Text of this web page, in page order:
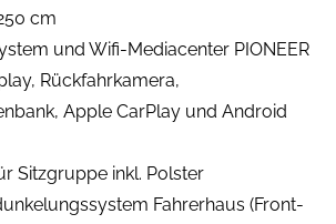
cm
und Wifi-Mediacenter PIONEER
Rückfahrkamera,
Apple CarPlay und Android
Sitzgruppe inkl. Polster
Fahrerhaus (Front-